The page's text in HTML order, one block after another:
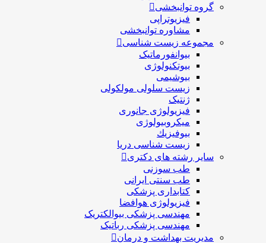
گروه توانبخشی
فیزیوتراپی
مشاوره توانبخشی
مجموعه زیست شناسی
بیوانفورماتیک
بیوتکنولوژی
بیوشیمی
زیست سلولی مولکولی
ژنتیک
فیزیولوژی جانوری
میکروبیولوژی
بيوفيزيك
زیست شناسی دریا
سایر رشته های دکتری
طب سوزنی
طب سنتی ایرانی
کتابداری پزشکی
فیزیولوژی هوافضا
مهندسی پزشکی بیوالکتریک
مهندسی پزشکی رباتیک
مدیریت بهداشت و درمان